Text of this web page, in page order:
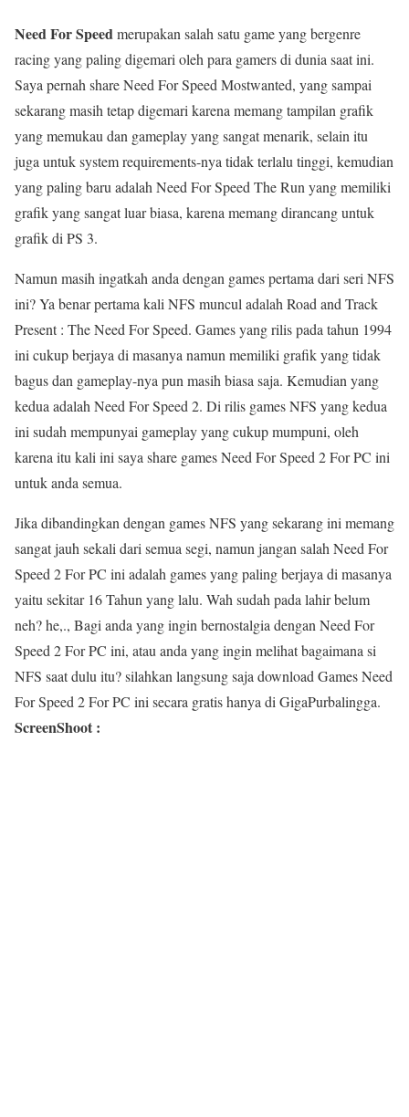
Need For Speedmerupakan salah satu game yang bergenre
racing yang paling digemari oleh para gamers di dunia saat ini.
Saya pernah share Need For Speed Mostwanted, yang sampai
sekarang masih tetap digemari karena memang tampilan grafik
yang memukau dan gameplay yang sangat menarik, selain itu
juga untuk system requirements-nya tidak terlalu tinggi, kemudian
yang paling baru adalah Need For Speed The Run yang memiliki
grafik yang sangat luar biasa, karena memang dirancang untuk
grafik di PS 3.
Namun masih ingatkah anda dengan games pertama dari seri NFS
ini? Ya benar pertama kali NFS muncul adalah Road and Track
Present : The Need For Speed. Games yang rilis pada tahun 1994
ini cukup berjaya di masanya namun memiliki grafik yang tidak
bagus dan gameplay-nya pun masih biasa saja. Kemudian yang
kedua adalah Need For Speed 2. Di rilis games NFS yang kedua
ini sudah mempunyai gameplay yang cukup mumpuni, oleh
karena itu kali ini saya share games Need For Speed 2 For PC ini
untuk anda semua.
Jika dibandingkan dengan games NFS yang sekarang ini memang
sangat jauh sekali dari semua segi, namun jangan salah Need For
Speed 2 For PC ini adalah games yang paling berjaya di masanya
yaitu sekitar 16 Tahun yang lalu. Wah sudah pada lahir belum
neh? he,., Bagi anda yang ingin bernostalgia dengan Need For
Speed 2 For PC ini, atau anda yang ingin melihat bagaimana si
NFS saat dulu itu? silahkan langsung saja download Games Need
For Speed 2 For PC ini secara gratis hanya di GigaPurbalingga.
ScreenShoot :